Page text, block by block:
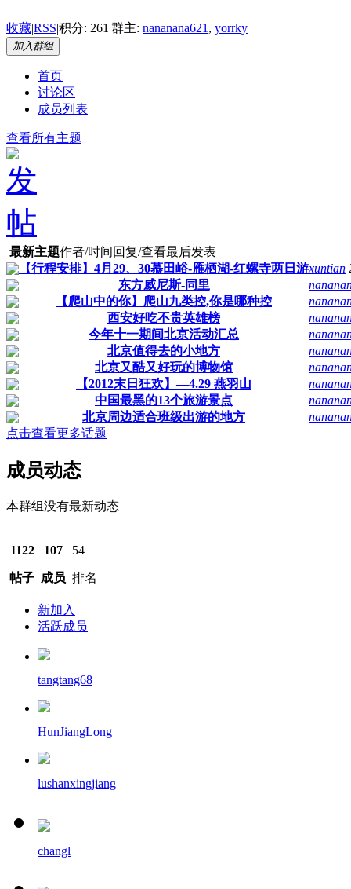
收藏|RSS|积分: 261 |群主: nananana621 , yorrky
加入群组
首页
讨论区
成员列表
查看所有主题
最新主题作者/时间 回复/查看最后发表
【行程安排】4月29、30慕田峪-雁栖湖-红螺寺两日游xuntian
东方威尼斯-同里
【爬山中的你】爬山九类控,你是哪种控
西安好吃不贵英雄榜
今年十一期间北京活动汇总
北京值得去的小地方
北京又酷又好玩的博物馆
【2012末日狂欢】—4.29 燕羽山
中国最黑的13个旅游景点
北京周边适合班级出游的地方
点击查看更多话题
成员动态
本群组没有最新动态
1122
帖子
107
成员
54
排名
新加入
活跃成员
tangtang68
HunJiangLong
lushanxingjiang
changl